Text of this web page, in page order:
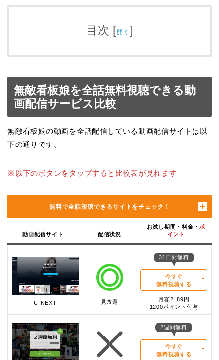
目次 [開く ]
無敵看板娘を全話無料視聴できる動
画配信サービス比較
無敵看板娘の動画を全話配信している動画配信サイトは以
下の通りです。
※以下のボタンをタップすると比較表が見れます
無料で全話視聴できるサイトをチェック！
動画配信サイト 配信状況
お試し期間・料金・ ポ
イント
U-NEXT 見放題
31日間無料
今すぐ
無料視聴する
月額2189円
1200ポイント付与
2週間無料
今すぐ
無料視聴する